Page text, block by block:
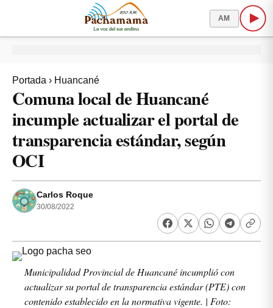
AM
Portada › Huancané
Comuna local de Huancané
incumple actualizar el portal de
transparencia estándar, según
OCI
Carlos Roque
30/08/2022
Municipalidad Provincial de Huancané incumplió con
actualizar su portal de transparencia estándar (PTE) con
contenido establecido en la normativa vigente. | Foto: